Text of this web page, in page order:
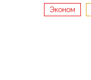
Эконом